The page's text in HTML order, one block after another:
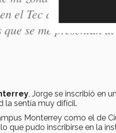
el Tec de Monterrey
se me presentan
, Jorge se inscribió en
la sentía muy difícil.
Monterrey como el de
que pudo inscribirse en la